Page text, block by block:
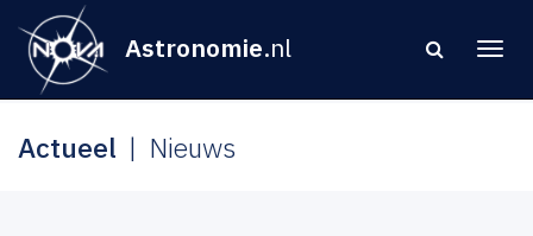
Astronomie.nl
Actueel Nieuws